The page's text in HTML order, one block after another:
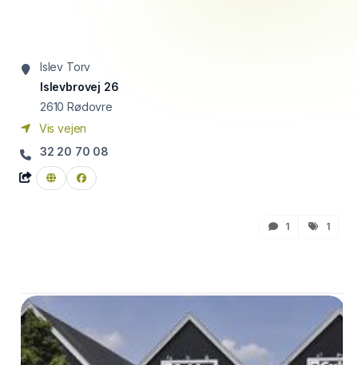
Islev Torv
Islevbrovej 26
2610 Rødovre
Vis vejen
32 20 70 08
1 1